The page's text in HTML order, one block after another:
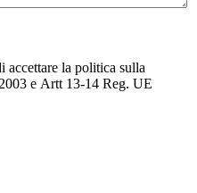
accettare la politica sulla
e Artt 13-14 Reg. UE